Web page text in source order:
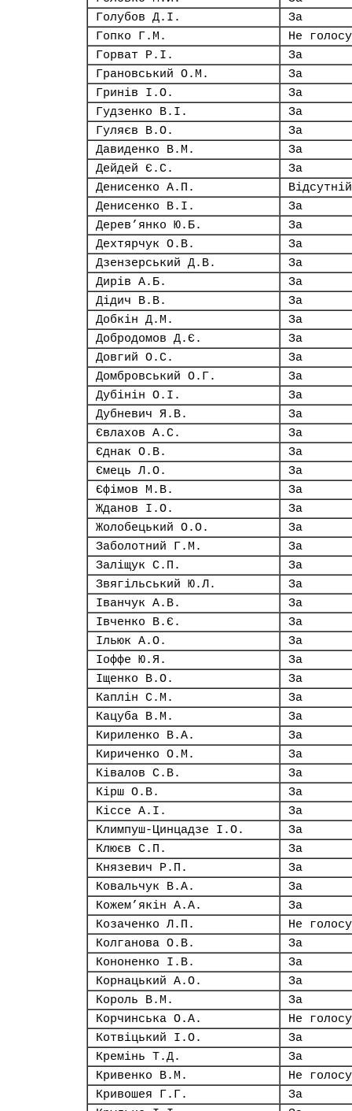
Голубов Д.І.
За
Гопко Г.М.
Не
Горват Р.І.
За
Грановський О.М.
За
Гринів І.О.
За
Гудзенко В.І.
За
Гуляєв В.О.
За
Давиденко В.М.
За
Дейдей Є.С.
За
Денисенко А.П.
Відсутній
Денисенко В.І.
За
Дерев’янко Ю.Б.
За
Дехтярчук О.В.
За
Дзензерський Д.В.
За
Дирів А.Б.
За
Дідич В.В.
За
Добкін Д.М.
За
Добродомов Д.Є.
За
Довгий О.С.
За
Домбровський О.Г.
За
Дубінін О.І.
За
Дубневич Я.В.
За
Євлахов А.С.
За
Єднак О.В.
За
Ємець Л.О.
За
Єфімов М.В.
За
Жданов І.О.
За
Жолобецький О.О.
За
Заболотний Г.М.
За
Заліщук С.П.
За
Звягільський Ю.Л.
За
Іванчук А.В.
За
Івченко В.Є.
За
Ільюк А.О.
За
Іоффе Ю.Я.
За
Іщенко В.О.
За
Каплін С.М.
За
Кацуба В.М.
За
Кириленко В.А.
За
Кириченко О.М.
За
Ківалов С.В.
За
Кірш О.В.
За
Кіссе А.І.
За
Климпуш-Цинцадзе І.О.
За
Клюєв С.П.
За
Князевич Р.П.
За
Ковальчук В.А.
За
Кожем’якін А.А.
За
Козаченко Л.П.
Не
Колганова О.В.
За
Кононенко І.В.
За
Корнацький А.О.
За
Король В.М.
За
Корчинська О.А.
Не
Котвіцький І.О.
За
Кремінь Т.Д.
За
Кривенко В.М.
Не
Кривошея Г.Г.
За